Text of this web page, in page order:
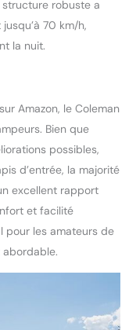
structure robuste a
70 km/h,
la nuit.
Amazon, le Coleman
Bien que
possibles,
d’entrée, la majorité
excellent rapport
et facilité
pour les amateurs de